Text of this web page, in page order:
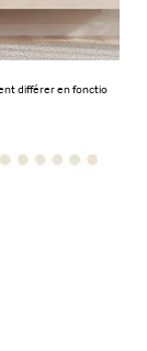
différer en fonctio